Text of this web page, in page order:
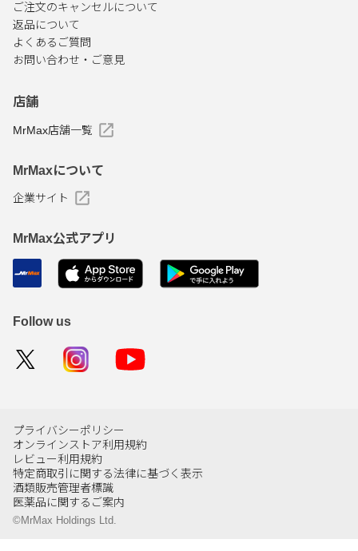
ご注文のキャンセルについて
返品について
よくあるご質問
お問い合わせ・ご意見
店舗
MrMax店舗一覧
MrMaxについて
企業サイト
MrMax公式アプリ
Follow us
プライバシーポリシー
オンラインストア利用規約
レビュー利用規約
特定商取引に関する法律に基づく表示
酒類販売管理者標識
医薬品に関するご案内
©MrMax Holdings Ltd.